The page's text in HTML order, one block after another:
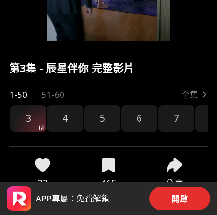
第3集 - 辰星伴你 完整影片
1-50 51-60 全集
3 4 5 6 7
22 465 分享
APP專屬：免費解鎖 開啟